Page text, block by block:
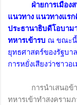
ฝ่ายการเมือง
แนวทาง แนวทางแร
ประธานาธิบดีโอบาม
ทหารเข้ารบ ณ ขณะนี้
ยุทธศาสตร์ของรัฐบา
การหยั่งเสียงว่าชาวอ
การนำเสนอข้างต้
ทหารเข้าทำสงคราม